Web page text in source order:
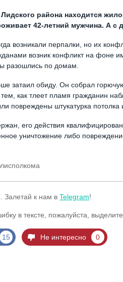
района находится
42-летний мужчина. А с
возникали перпалки, но их
возник конфликт на фоне
разошлись по домам.
затаил обиду. Он собрал
как тлеет пламя гражданин
повреждены штукатурка потолка
его действия
уничтожение либо
Залетай к нам в Telegram!
в тексте, пожалуйста,
15 Не интересно 0